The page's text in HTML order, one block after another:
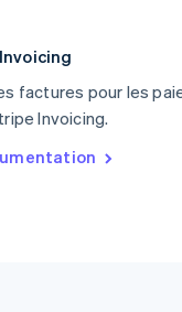
factures pour les
Invoicing.